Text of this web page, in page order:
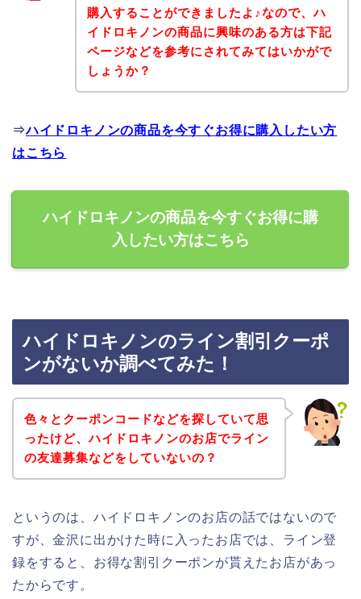
購入することができましたよ♪なので、ハ
イドロキノンの商品に興味のある方は下記
ページなどを参考にされてみてはいかがで
しょうか？
⇒ハイドロキノンの商品を今すぐお得に購入したい方
はこちら
ハイドロキノンの商品を今すぐお得に購
入したい方はこちら
ハイドロキノンのライン割引クーポ
ンがないか調べてみた！
色々とクーポンコードなどを探していて思
ったけど、ハイドロキノンのお店でライン
の友達募集などをしていないの？
というのは、ハイドロキノンのお店の話ではないので
すが、金沢に出かけた時に入ったお店では、ライン登
録をすると、お得な割引クーポンが貰えたお店があっ
たからです。